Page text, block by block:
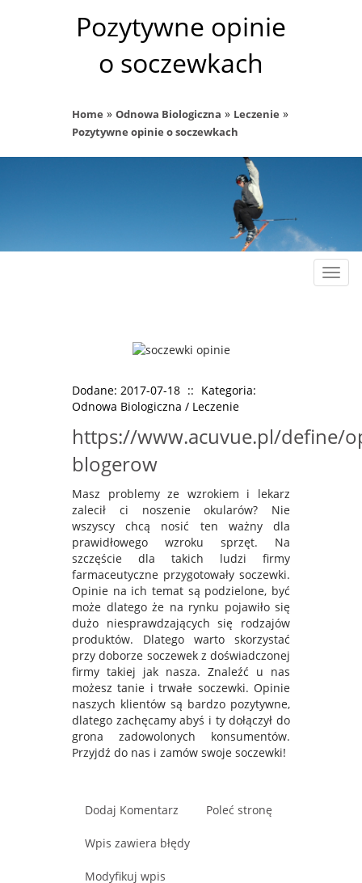
Pozytywne opinie
o soczewkach
Home » Odnowa Biologiczna » Leczenie »
Pozytywne opinie o soczewkach
Dodane: 2017-07-18 :: Kategoria:
Odnowa Biologiczna / Leczenie
https://www.acuvue.pl/define/
blogerow
Masz problemy ze wzrokiem i lekarz
zalecił ci noszenie okularów? Nie
wszyscy chcą nosić ten ważny dla
prawidłowego wzroku sprzęt. Na
szczęście dla takich ludzi firmy
farmaceutyczne przygotowały soczewki.
Opinie na ich temat są podzielone, być
może dlatego że na rynku pojawiło się
dużo niesprawdzających się rodzajów
produktów. Dlatego warto skorzystać
przy doborze soczewek z doświadczonej
firmy takiej jak nasza. Znaleźć u nas
możesz tanie i trwałe soczewki. Opinie
naszych klientów są bardzo pozytywne,
dlatego zachęcamy abyś i ty dołączył do
grona zadowolonych konsumentów.
Przyjdź do nas i zamów swoje soczewki!
Dodaj Komentarz Poleć stronę
Wpis zawiera błędy
Modyfikuj wpis